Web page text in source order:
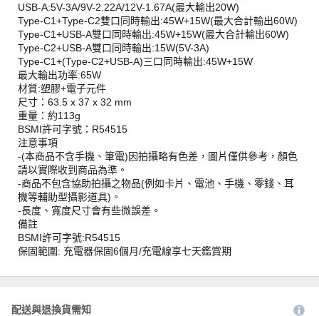
USB-A:5V-3A/9V-2.22A/12V-1.67A(最大輸出20W)
Type-C1+Type-C2雙口同時輸出:45W+15W(最大合計輸出60W)
Type-C1+USB-A雙口同時輸出:45W+15W(最大合計輸出60W)
Type-C2+USB-A雙口同時輸出:15W(5V-3A)
Type-C1+(Type-C2+USB-A)三口同時輸出:45W+15W
最大輸出功率:65W
材質:塑膠+電子元件
尺寸：63.5 x 37 x 32 mm
重量：約113g
BSMI許可字號：R54515
注意事項
-(本商品不含手機、筆電)因拍攝略有色差，圖片僅供參考，顏色
請以實際收到商品為準。
-商品不包含協助拍攝之物品(例如卡片、電池、手機、零錢、耳
機等輔助型攝影道具)。
-長度、寬度尺寸會有些微誤差。
備註
BSMI許可字號:R54515
保固範圍: 充電器保固6個月/充電線享七天鑑賞期
配送與退換貨需知